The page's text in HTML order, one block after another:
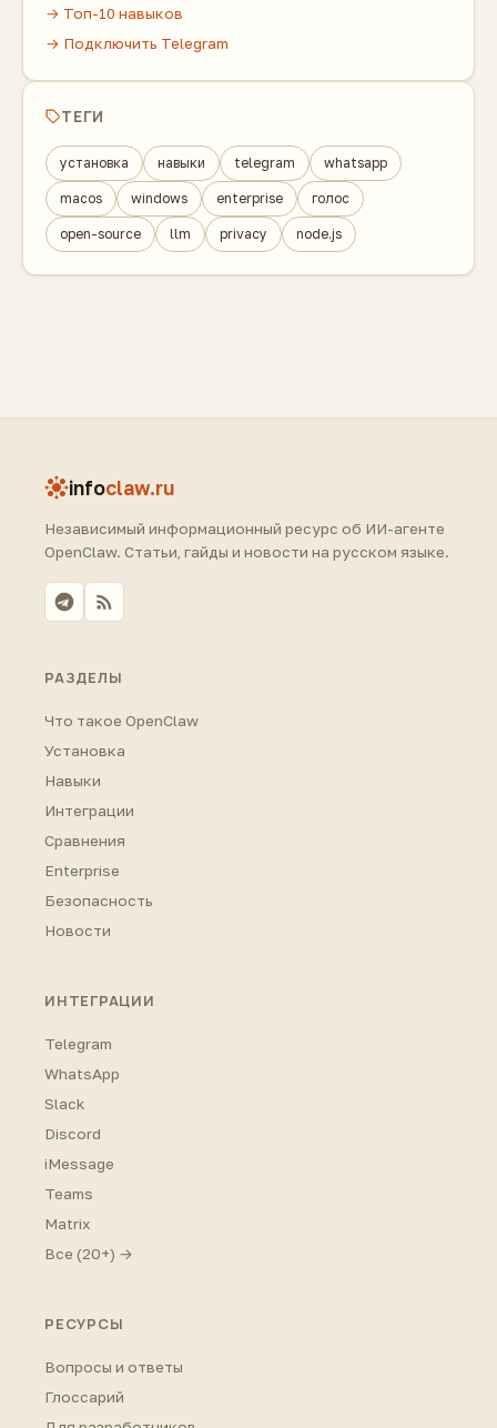
→ Топ-10 навыков
→ Подключить Telegram
ТЕГИ
установка навыки telegram whatsapp
macos windows enterprise голос
open-source llm privacy node.js
infoclaw.ru
Независимый информационный ресурс об ИИ-агенте
OpenClaw. Статьи, гайды и новости на русском языке.
РАЗДЕЛЫ
Что такое OpenClaw
Установка
Навыки
Интеграции
Сравнения
Enterprise
Безопасность
Новости
ИНТЕГРАЦИИ
Telegram
WhatsApp
Slack
Discord
iMessage
Teams
Matrix
Все (20+) →
РЕСУРСЫ
Вопросы и ответы
Глоссарий